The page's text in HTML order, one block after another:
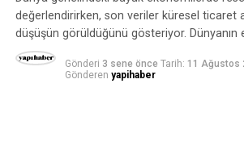
değerlendirirken, son veriler küresel ticaret
düşüşün görüldüğünü gösteriyor. Dünyanın
Gönderi 3 sene önce Tarih: 11 Ağustos
Gönderen yapihaber